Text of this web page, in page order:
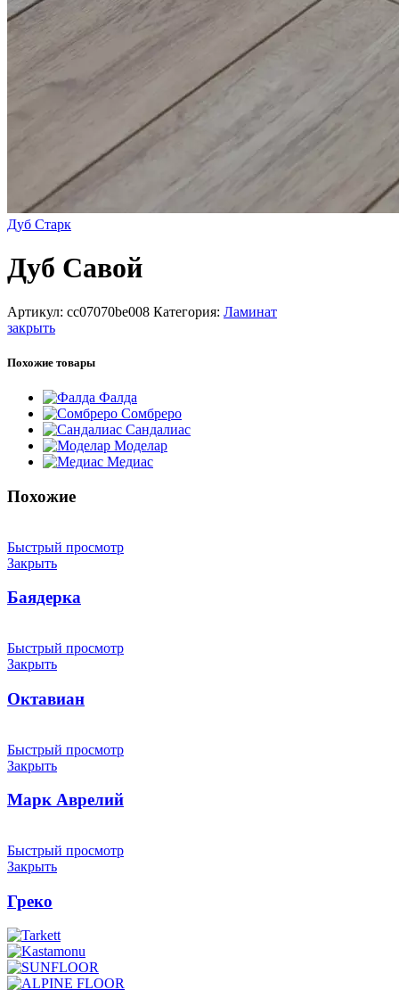
Дуб Старк
Дуб Савой
Артикул: cc07070be008 Категория: Ламинат
закрыть
Похожие товары
Фалда
Сомбреро
Сандалиас
Моделар
Медиас
Похожие
Быстрый просмотр
Закрыть
Баядерка
Быстрый просмотр
Закрыть
Октавиан
Быстрый просмотр
Закрыть
Марк Аврелий
Быстрый просмотр
Закрыть
Греко